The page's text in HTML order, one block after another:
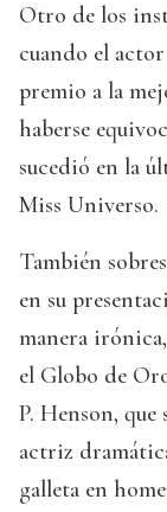
Otro de los
cuando el
premio a la
haberse
sucedió en la
Miss Universo.
También
en su
manera
el Globo de
P. Henson,
actriz
galleta en